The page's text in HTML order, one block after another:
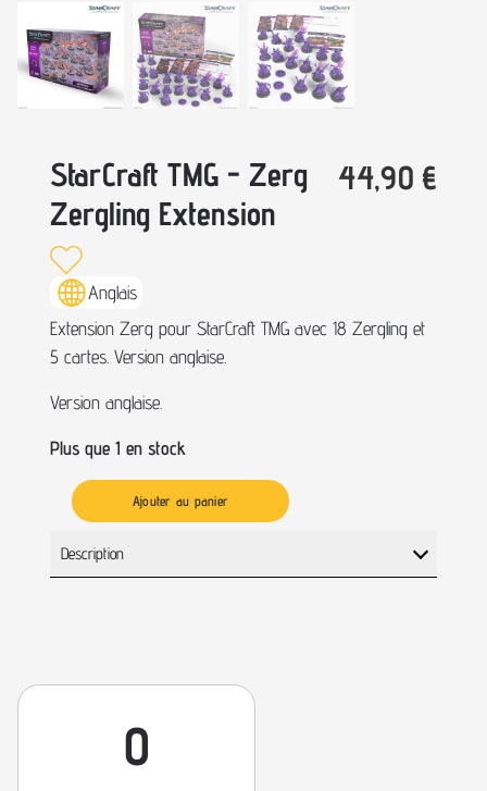
StarCraft TMG - Zerg
Zergling Extension
44,90 €
Anglais
Extension Zerg pour StarCraft TMG avec 18 Zergling et
5 cartes. Version anglaise.
Version anglaise.
Plus que 1 en stock
Ajouter au panier
Description
0